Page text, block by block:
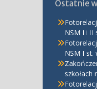
Ostatnie
NSM I i II
NSM I st.
szkołach